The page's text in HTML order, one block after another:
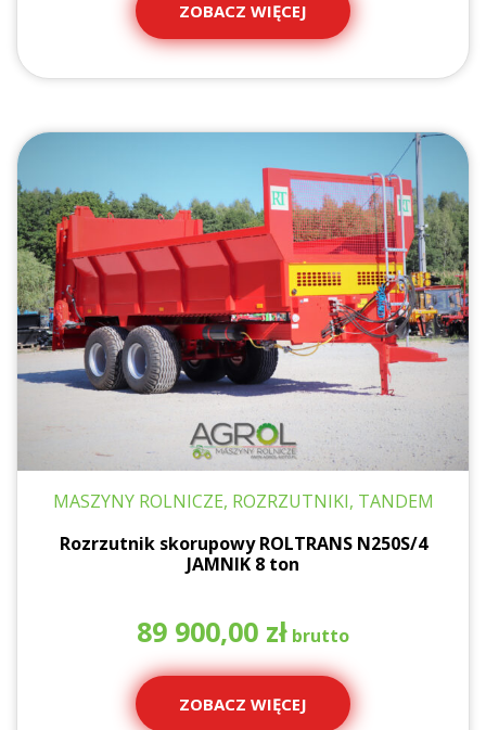
ZOBACZ WIĘCEJ
MASZYNY ROLNICZE, ROZRZUTNIKI, TANDEM
Rozrzutnik skorupowy ROLTRANS N250S/4
JAMNIK 8 ton
89 900,00 zł
ZOBACZ WIĘCEJ